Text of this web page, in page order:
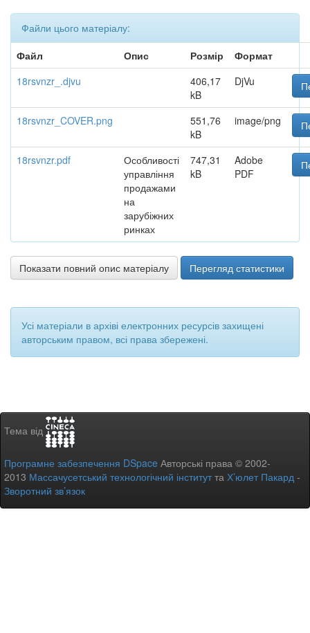
Файли цього матеріалу:
Файл
Опис Розмір
Формат
18rsvnzr_.djvu
406,17
kB
DjVu
18rsvnzr_COVER.png
551,76
kB
image/png
18rsvnzr.pdf
Особливості
управління
продажами
на
зарубіжних
ринках
747,31
kB
Adobe
PDF
Показати повний опис матеріалу Перегляд статистики
Усі матеріали в архіві електронних ресурсів захищені
авторським правом, всі права збережені.
Тема від
Програмне забезпечення DSpace Авторські права © 2002-
2013 Массачусетський технологічний інститутта Х’юлет Пакард -
Зворотний зв’язок